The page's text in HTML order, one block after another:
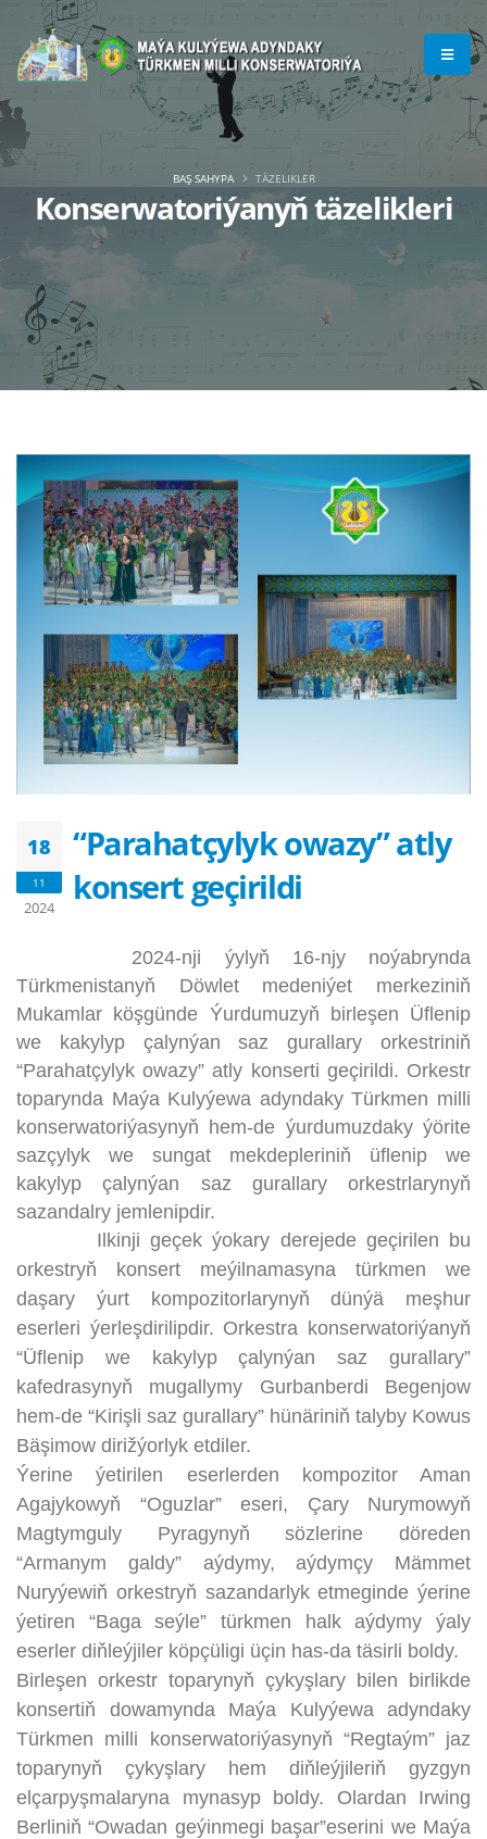
Konserwatoriýanyň täzelikleri
BAŞ SAHYPA TÄZELIKLER
18
11
2024
“Parahatçylyk owazy” atly
konsert geçirildi
2024-nji ýylyň 16-njy noýabrynda
Türkmenistanyň Döwlet medeniýet merkeziniň
Mukamlar köşgünde Ýurdumuzyň birleşen Üflenip
we kakylyp çalynýan saz gurallary orkestriniň
“Parahatçylyk owazy” atly konserti geçirildi. Orkestr
toparynda Maýa Kulyýewa adyndaky Türkmen milli
konserwatoriýasynyň hem-de ýurdumuzdaky ýörite
sazçylyk we sungat mekdepleriniň üflenip we
kakylyp çalynýan saz gurallary orkestrlarynyň
sazandalry jemlenipdir.
Ilkinji geçek ýokary derejede geçirilen bu
orkestryň konsert meýilnamasyna türkmen we
daşary ýurt kompozitorlarynyň dünýä meşhur
eserleri ýerleşdirilipdir. Orkestra konserwatoriýanyň
“Üflenip we kakylyp çalynýan saz gurallary”
kafedrasynyň mugallymy Gurbanberdi Begenjow
hem-de “Kirişli saz gurallary” hünäriniň talyby Kowus
Bäşimow dirižýorlyk etdiler.
Ýerine ýetirilen eserlerden kompozitor Aman
Agajykowyň “Oguzlar” eseri, Çary Nurymowyň
Magtymguly Pyragynyň sözlerine döreden
“Armanym galdy” aýdymy, aýdymçy Mämmet
Nuryýewiň orkestryň sazandarlyk etmeginde ýerine
ýetiren “Baga seýle” türkmen halk aýdymy ýaly
eserler diňleýjiler köpçüligi üçin has-da täsirli boldy.
Birleşen orkestr toparynyň çykyşlary bilen birlikde
konsertiň dowamynda Maýa Kulyýewa adyndaky
Türkmen milli konserwatoriýasynyň “Regtaým” jaz
toparynyň çykyşlary hem diňleýjileriň gyzgyn
elçarpyşmalaryna mynasyp boldy. Olardan Irwing
Berliniň “Owadan geýinmegi başar”eserini we Maýa